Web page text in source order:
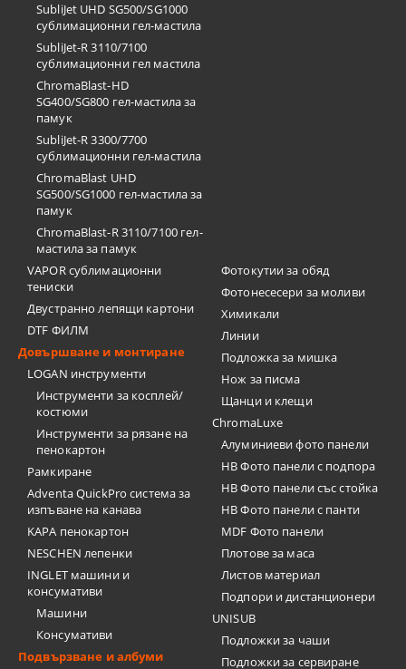
SubliJet UHD SG500/SG1000
сублимационни гел-мастила
SubliJet-R 3110/7100
сублимационни гел мастила
ChromaBlast-HD
SG400/SG800 гел-мастила за
памук
SubliJet-R 3300/7700
сублимационни гел-мастила
ChromaBlast UHD
SG500/SG1000 гел-мастила за
памук
ChromaBlast-R 3110/7100 гел-
мастила за памук
VAPOR сублимационни
тениски
Двустранно лепящи картони
DTF ФИЛМ
Довършване и монтиране
LOGAN инструменти
Инструменти за косплей/
костюми
Инструменти за рязане на
пенокартон
Рамкиране
Adventa QuickPro система за
изпъване на канава
KAPA пенокартон
NESCHEN лепенки
INGLET машини и
консумативи
Машини
Консумативи
Подвързване и албуми
Фотокутии за обяд
Фотонесесери за моливи
Химикали
Линии
Подложка за мишка
Нож за писма
Щанци и клещи
ChromaLuxe
Алуминиеви фото панели
HB Фото панели с подпора
HB Фото панели със стойка
HB Фото панели с панти
MDF Фото панели
Плотове за маса
Листов материал
Подпори и дистанционери
UNISUB
Подложки за чаши
Подложки за сервиране